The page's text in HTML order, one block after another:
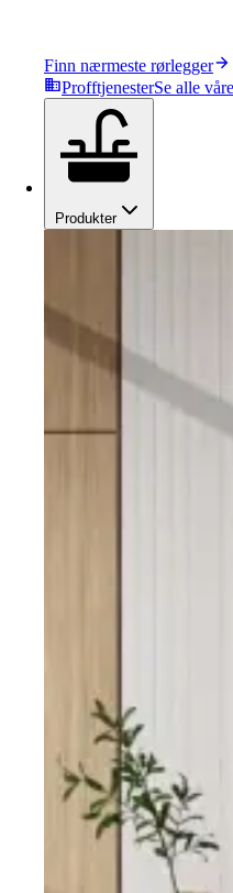
Finn nærmeste rørlegger
ProfftjenesterSe alle
Produkter